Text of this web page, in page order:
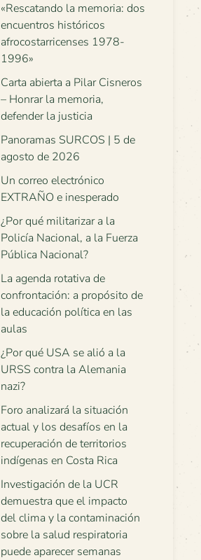
«Rescatando la memoria: dos
encuentros históricos
afrocostarricenses 1978-
1996»
Carta abierta a Pilar Cisneros
– Honrar la memoria,
defender la justicia
Panoramas SURCOS | 5 de
agosto de 2026
Un correo electrónico
EXTRAÑO e inesperado
¿Por qué militarizar a la
Policía Nacional, a la Fuerza
Pública Nacional?
La agenda rotativa de
confrontación: a propósito de
la educación política en las
aulas
¿Por qué USA se alió a la
URSS contra la Alemania
nazi?
Foro analizará la situación
actual y los desafíos en la
recuperación de territorios
indígenas en Costa Rica
Investigación de la UCR
demuestra que el impacto
del clima y la contaminación
sobre la salud respiratoria
puede aparecer semanas